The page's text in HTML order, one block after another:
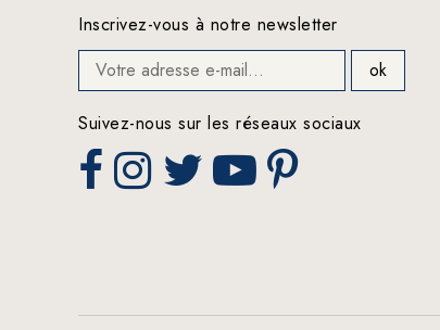
Inscrivez-vous à notre newsletter
Suivez-nous sur les réseaux sociaux